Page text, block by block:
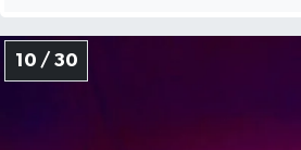
10 / 30